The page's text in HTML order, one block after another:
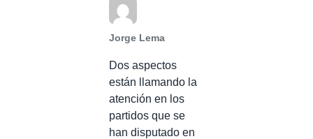
Jorge Lema
Dos aspectos
están llamando la
atención en los
partidos que se
han disputado en